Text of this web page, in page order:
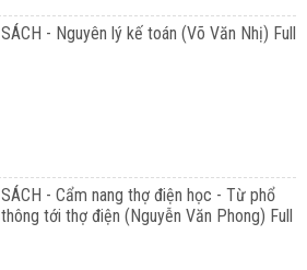
SÁCH - Nguyên lý kế toán (Võ Văn Nhị) Full
SÁCH - Cẩm nang thợ điện học - Từ phổ
thông tới thợ điện (Nguyễn Văn Phong) Full